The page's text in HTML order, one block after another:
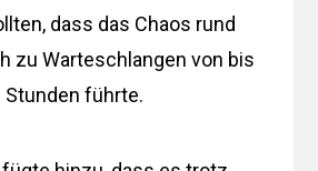
dass das Chaos rund
zu Warteschlangen von bis
Stunden führte.